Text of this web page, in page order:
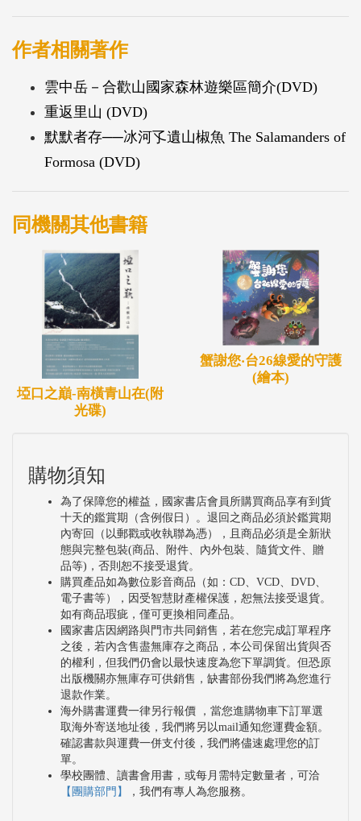
菁英和頂尖科學家，共商減低路殺、保護陸蟹的對
策……! 他們，會成功嗎
作者相關著作
雲中岳－合歡山國家森林遊樂區簡介(DVD)
重返里山 (DVD)
默默者存──冰河孓遺山椒魚 The Salamanders of
Formosa (DVD)
同機關其他書籍
埡口之巔-南橫青山在(附
光碟)
蟹謝您‧台26線愛的守護
(繪本)
購物須知
為了保障您的權益，國家書店會員所購買商品享有到貨
十天的鑑賞期（含例假日）。退回之商品必須於鑑賞期
內寄回（以郵戳或收執聯為憑），且商品必須是全新狀
態與完整包裝(商品、附件、內外包裝、隨貨文件、贈
品等)，否則恕不接受退貨。
購買產品如為數位影音商品（如：CD、VCD、DVD、
電子書等），因受智慧財產權保護，恕無法接受退貨。
如有商品瑕疵，僅可更換相同產品。
國家書店因網路與門市共同銷售，若在您完成訂單程序
之後，若內含售盡無庫存之商品，本公司保留出貨與否
的權利，但我們仍會以最快速度為您下單調貨。但恐原
出版機關亦無庫存可供銷售，缺書部份我們將為您進行
退款作業。
海外購書運費一律另行報價 ，當您進購物車下訂單選
取海外寄送地址後，我們將另以mail通知您運費金額。
確認書款與運費一併支付後，我們將儘速處理您的訂
單。
學校團體、讀書會用書，或每月需特定數量者，可洽
【團購部門】
，我們有專人為您服務。